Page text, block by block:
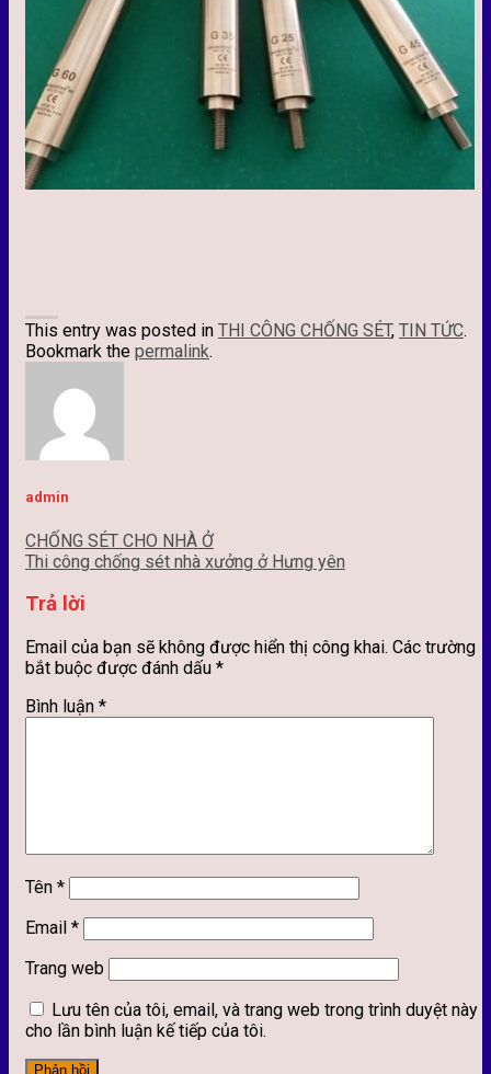
This entry was posted in THI CÔNG CHỐNG SÉT, TIN TỨC.
Bookmark the permalink.
admin
CHỐNG SÉT CHO NHÀ Ở
Thi công chống sét nhà xưởng ở Hưng yên
Trả lời
Email của bạn sẽ không được hiển thị công khai. Các trường
bắt buộc được đánh dấu *
Bình luận *
Tên *
Email *
Trang web
Lưu tên của tôi, email, và trang web trong trình duyệt này
cho lần bình luận kế tiếp của tôi.